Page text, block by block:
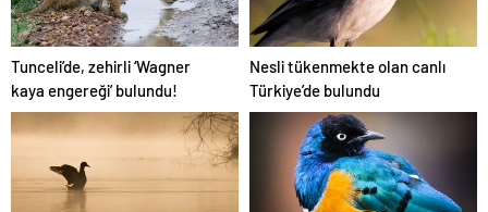
Tunceli’de, zehirli ‘Wagner
kaya engereği’ bulundu!
Nesli tükenmekte olan canlı
Türkiye’de bulundu